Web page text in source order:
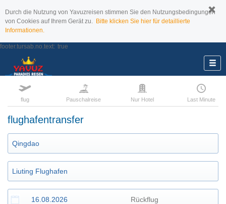
Durch die Nutzung von Yavuzreisen stimmen Sie den Nutzungsbedingungen
von Cookies auf Ihrem Gerät zu. Bitte klicken Sie hier für detaillierte
Informationen.
footer.tursab.no.text: true
flug Pauschalreise Nur Hotel Last Minute
flughafentransfer